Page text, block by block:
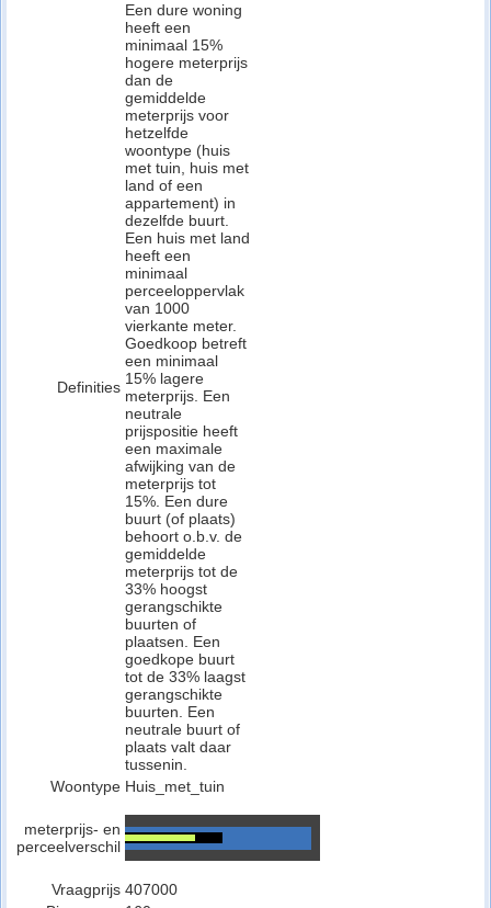
Definities
Een dure woning
heeft een
minimaal 15%
hogere meterprijs
dan de
gemiddelde
meterprijs voor
hetzelfde
woontype (huis
met tuin, huis met
land of een
appartement) in
dezelfde buurt.
Een huis met land
heeft een
minimaal
perceeloppervlak
van 1000
vierkante meter.
Goedkoop betreft
een minimaal
15% lagere
meterprijs. Een
neutrale
prijspositie heeft
een maximale
afwijking van de
meterprijs tot
15%. Een dure
buurt (of plaats)
behoort o.b.v. de
gemiddelde
meterprijs tot de
33% hoogst
gerangschikte
buurten of
plaatsen. Een
goedkope buurt
tot de 33% laagst
gerangschikte
buurten. Een
neutrale buurt of
plaats valt daar
tussenin.
Woontype Huis_met_tuin
meterprijs- en
perceelverschil
Vraagprijs 407000